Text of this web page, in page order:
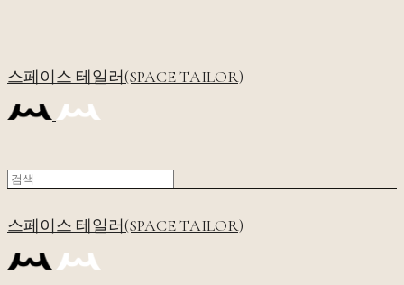
스페이스 테일러(SPACE TAILOR)
스페이스 테일러(SPACE TAILOR)